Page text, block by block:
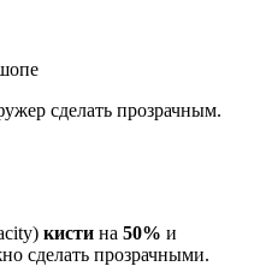
сделать прозрачным.
кисти на 50% и
сделать прозрачными.